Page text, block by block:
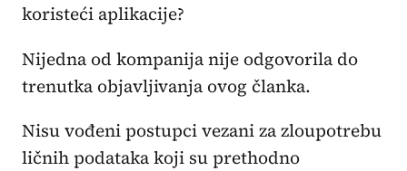
koristeći aplikacije?
Nijedna od kompanija nije odgovorila do
trenutka objavljivanja ovog članka.
Nisu vođeni postupci vezani za zloupotrebu
ličnih podataka koji su prethodno